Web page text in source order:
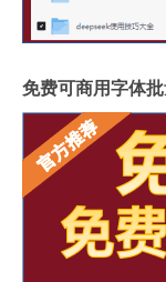
免费可商用字体